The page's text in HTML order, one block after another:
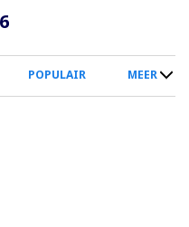
POPULAIR MEER